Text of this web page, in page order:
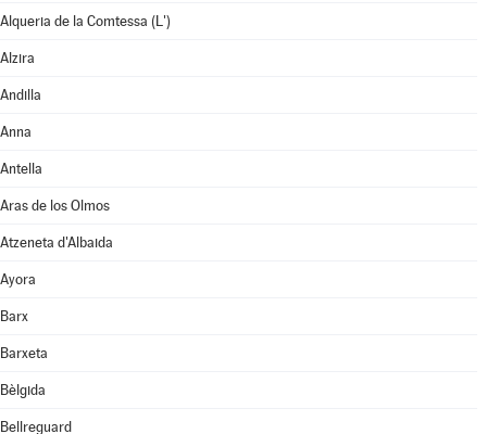
Alqueria de la Comtessa (L')
Alzira
Andilla
Anna
Antella
Aras de los Olmos
Atzeneta d'Albaida
Ayora
Barx
Barxeta
Bèlgida
Bellreguard